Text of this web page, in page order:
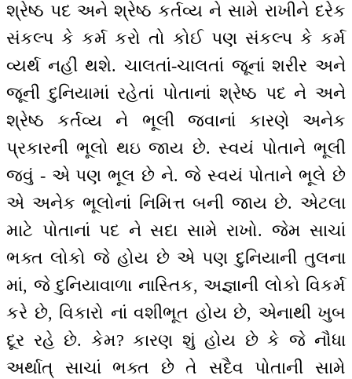
શ્રેષ્ઠ પદ અને શ્રેષ્ઠ કર્તવ્ય ને સામે રાખીને દરેક
સંકલ્પ કે કર્મ કરો તો કોઈ પણ સંકલ્પ કે કર્મ
વ્યર્થ નહીં થશે. ચાલતાં-ચાલતાં જૂનાં શરીર અને
જૂની દુનિયામાં રહેતાં પોતાનાં શ્રેષ્ઠ પદ ને અને
શ્રેષ્ઠ કર્તવ્ય ને ભૂલી જવાનાં કારણે અનેક
પ્રકારની ભૂલો થઇ જાય છે. સ્વયં પોતાને ભૂલી
જવું - એ પણ ભૂલ છે ને. જે સ્વયં પોતાને ભૂલે છે
એ અનેક ભૂલોનાં નિમિત્ત બની જાય છે. એટલા
માટે પોતાનાં પદ ને સદા સામે રાખો. જેમ સાચાં
ભક્ત લોકો જે હોય છે એ પણ દુનિયાની તુલના
માં, જે દુનિયાવાળા નાસ્તિક, અજ્ઞાની લોકો વિકર્મ
કરે છે, વિકારો નાં વશીભૂત હોય છે, એનાથી ખુબ
દૂર રહે છે. કેમ? કારણ શું હોય છે કે જે નૌધા
અર્થાત્ સાચાં ભક્ત છે તે સદૈવ પોતાની સામે